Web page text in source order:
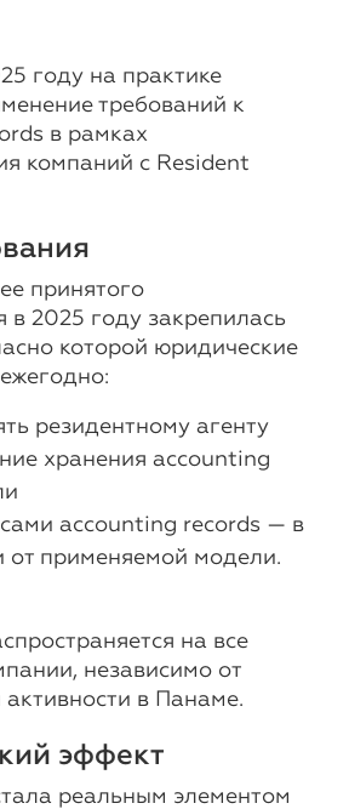
году на практике
требований к
в рамках
компаний с Resident
принятого
в 2025 году закрепилась
которой юридические
резидентному агенту
хранения accounting
accounting records — в
от применяемой модели.
на все
независимо от
в Панаме.
эффект
реальным элементом